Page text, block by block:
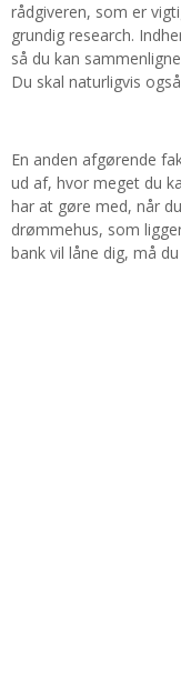
rådgiveren, som er
grundig research.
så du kan
Du skal naturligvis
En anden afgørende
ud af, hvor meget du
har at gøre med, når
drømmehus, som
bank vil låne dig, må